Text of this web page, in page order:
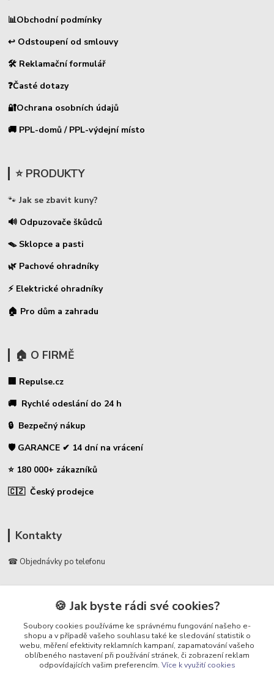
📊Obchodní podmínky
↩ Odstoupení od smlouvy
🛠 Reklamační formulář
❓Časté dotazy
🔐Ochrana osobních údajů
🚚 PPL-domů / PPL-výdejní místo
⭐ PRODUKTY
🐾 Jak se zbavit kuny?
🔊 Odpuzovače škůdců
🪤 Sklopce a pasti
🌿 Pachové ohradníky
⚡ Elektrické ohradníky
🏠 Pro dům a zahradu
🏠 O FIRMĚ
🏢 Repulse.cz
🚚 Rychlé odeslání do 24 h
🔒 Bezpečný nákup
🛡️ GARANCE ✔ 14 dní na vrácení
⭐ 180 000+ zákazníků
🇨🇿 Český prodejce
Kontakty
☎ Objednávky po telefonu
🛡️ Infolinka
📞 728 007 997
⏰ Po - Pá | 7:00 - 13:30 |
info@repulse.cz
🍪 Jak byste rádi své cookies?
Soubory cookies používáme ke správnému fungování našeho e-
shopu a v případě vašeho souhlasu také ke sledování statistik o
webu, měření efektivity reklamních kampaní, zapamatování vašeho
oblíbeného nastavení při používání stránek, či zobrazení reklam
odpovídajících vašim preferencím. Více k využití cookies